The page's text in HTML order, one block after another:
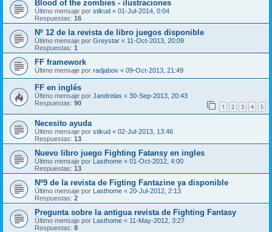
Blood of the zombies - ilustraciones
Último mensaje por stikud « 01-Jul-2014, 0:04
Respuestas: 16
Nº 12 de la revista de libro juegos disponible
Último mensaje por Greystar « 11-Oct-2013, 20:09
Respuestas: 1
FF framework
Último mensaje por radjabov « 09-Oct-2013, 21:49
FF en inglés
Último mensaje por Jandrelas « 30-Sep-2013, 20:43
Respuestas: 90 1 2 3 4 5
Necesito ayuda
Último mensaje por stikud « 02-Jul-2013, 13:46
Respuestas: 13
Nuevo libro juego Fighting Fatansy en ingles
Último mensaje por Lasthome « 01-Oct-2012, 4:00
Respuestas: 13
Nº9 de la revista de Figting Fantazine ya disponible
Último mensaje por Lasthome « 20-Jul-2012, 2:13
Respuestas: 2
Pregunta sobre la antigua revista de Fighting Fantasy
Último mensaje por Lasthome « 11-May-2012, 3:27
Respuestas: 8